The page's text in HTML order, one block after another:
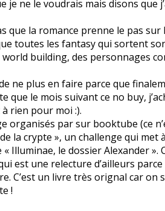
je ne le voudrais mais disons que
que la romance prenne le pas
toutes les fantasy qui sortent
building, des personnages
ne plus en faire parce que
que le mois suivant ce no buy,
rien pour moi :).
par sur booktube (ce
la crypte », un challenge qui met
Illuminae, le dossier Alexander
est une relecture d’ailleurs
C’est un livre très orignal car
!